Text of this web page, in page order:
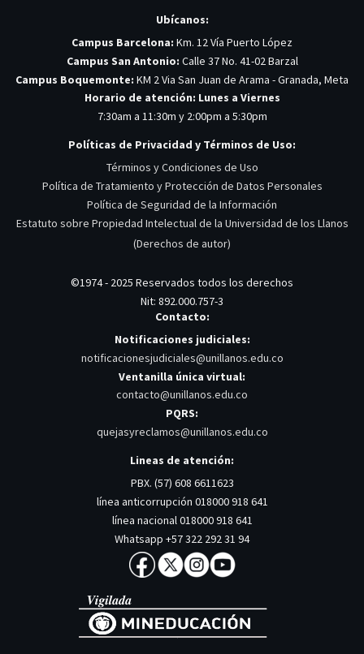
Ubícanos:
Campus Barcelona: Km. 12 Vía Puerto López
Campus San Antonio: Calle 37 No. 41-02 Barzal
Campus Boquemonte: KM 2 Via San Juan de Arama - Granada, Meta
Horario de atención: Lunes a Viernes
7:30am a 11:30m y 2:00pm a 5:30pm
Políticas de Privacidad y Términos de Uso:
Términos y Condiciones de Uso
Política de Tratamiento y Protección de Datos Personales
Política de Seguridad de la Información
Estatuto sobre Propiedad Intelectual de la Universidad de los Llanos
(Derechos de autor)
©1974 - 2025 Reservados todos los derechos
Nit: 892.000.757-3
Contacto:
Notificaciones judiciales:
notificacionesjudiciales@unillanos.edu.co
Ventanilla única virtual:
contacto@unillanos.edu.co
PQRS:
quejasyreclamos@unillanos.edu.co
Lineas de atención:
PBX. (57) 608 6611623
línea anticorrupción 018000 918 641
línea nacional 018000 918 641
Whatsapp +57 322 292 31 94